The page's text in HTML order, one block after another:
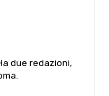
due redazioni,